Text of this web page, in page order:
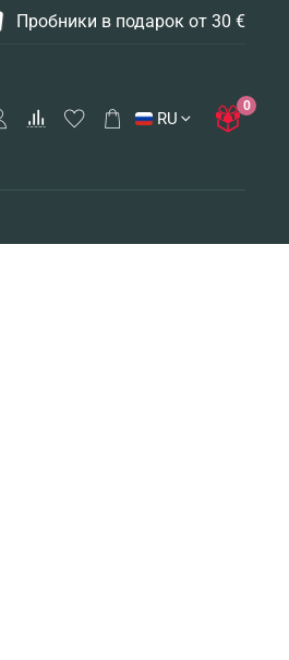
Пробники в подарок от 30 €
RU
0